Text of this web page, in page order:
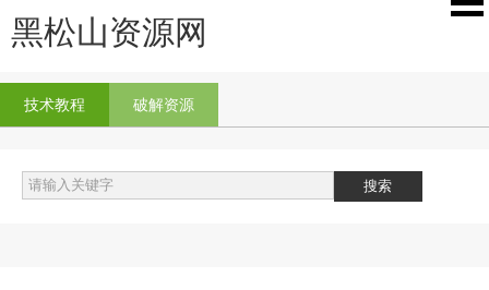
黑松山资源网
技术教程 破解资源